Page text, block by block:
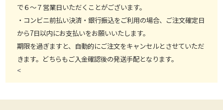
で６～７営業日いただくことがございます。
・コンビニ前払い決済・銀行振込をご利用の場合、ご注文確定日
から7日以内にお支払いをお願いいたします。
期限を過ぎますと、自動的にご注文をキャンセルとさせていただ
きます。どちらもご入金確認後の発送手配となります。
<